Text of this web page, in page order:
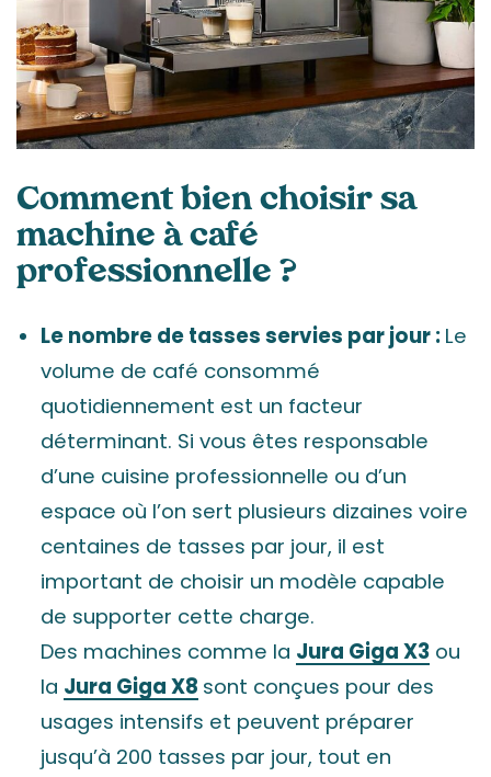
Comment bien choisir sa
machine à café
professionnelle ?
Le nombre de tasses servies par jour : Le
volume de café consommé
quotidiennement est un facteur
déterminant. Si vous êtes responsable
d’une cuisine professionnelle ou d’un
espace où l’on sert plusieurs dizaines voire
centaines de tasses par jour, il est
important de choisir un modèle capable
de supporter cette charge.
Des machines comme la Jura Giga X3 ou
la Jura Giga X8 sont conçues pour des
usages intensifs et peuvent préparer
jusqu’à 200 tasses par jour, tout en